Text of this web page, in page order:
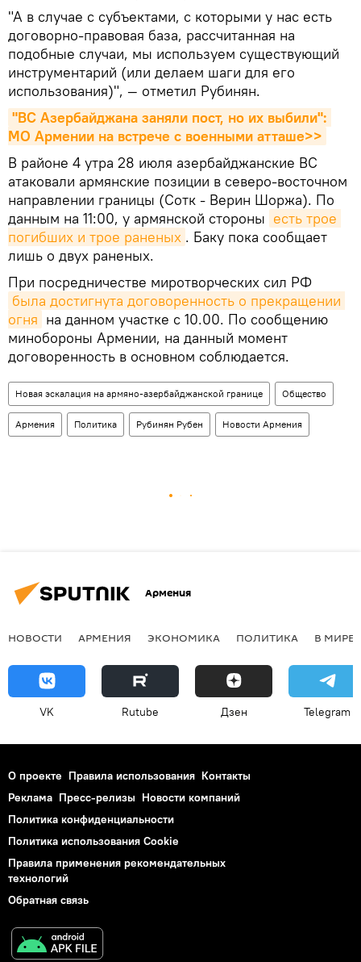
"А в случае с субъектами, с которыми у нас есть
договорно-правовая база, рассчитанная на
подобные случаи, мы используем существующий
инструментарий (или делаем шаги для его
использования)", — отметил Рубинян.
"ВС Азербайджана заняли пост, но их выбили":
МО Армении на встрече с военными атташе>>
В районе 4 утра 28 июля азербайджанские ВС
атаковали армянские позиции в северо-восточном
направлении границы (Сотк - Верин Шоржа). По
данным на 11:00, у армянской стороны есть трое
погибших и трое раненых . Баку пока сообщает
лишь о двух раненых.
При посредничестве миротворческих сил РФ
была достигнута договоренность о прекращении
огня на данном участке с 10.00. По сообщению
минобороны Армении, на данный момент
договоренность в основном соблюдается.
Новая эскалация на армяно-азербайджанской границе Общество
Армения Политика Рубинян Рубен Новости Армения
Армения
НОВОСТИ АРМЕНИЯ ЭКОНОМИКА ПОЛИТИКА В МИРЕ
VK Rutube Дзен Telegram
О проекте Правила использования Контакты
Реклама Пресс-релизы Новости компаний
Политика конфиденциальности
Политика использования Cookie
Правила применения рекомендательных
технологий
Обратная связь